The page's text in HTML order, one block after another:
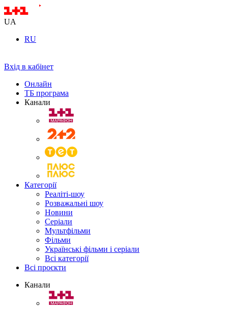
UA
RU
Вхід в кабінет
Онлайн
ТБ програма
Канали
Категорії
Реаліті-шоу
Розважальні шоу
Новини
Серіали
Мультфільми
Фільми
Українські фільми і серіали
Всі категорії
Всі проєкти
Канали